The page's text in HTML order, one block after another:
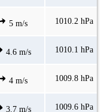
5 m/s 1010.2 hPa
4.6 m/s 1010.1 hPa
4 m/s 1009.8 hPa
3.7 m/s 1009.6 hPa